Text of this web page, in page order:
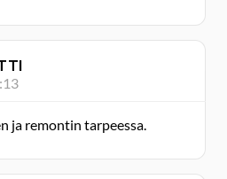
ja remontin tarpeessa.